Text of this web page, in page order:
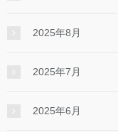
2025年8月
2025年7月
2025年6月